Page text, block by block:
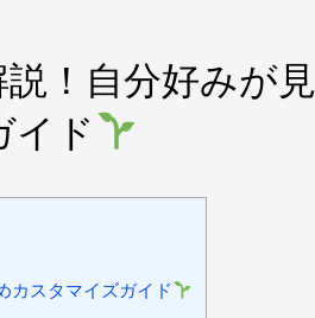
！自分好みが見
イド
カスタマイズガイド